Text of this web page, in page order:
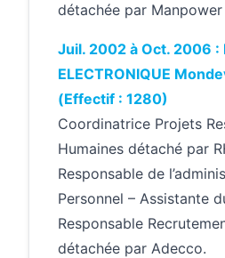
détachée par Manpower
Juil. 2002 à Oct. 2006 :
ELECTRONIQUE
(Effectif : 1280)
Coordinatrice Projets
Humaines détaché par
Responsable de
Personnel – Assistante
Responsable
détachée par Adecco.